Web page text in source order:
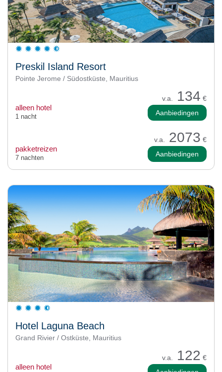
Preskil Island Resort
Pointe Jerome / Südostküste, Mauritius
v.a. 134 €
alleen hotel
1 nacht Aanbiedingen
v.a. 2073 €
pakketreizen
7 nachten Aanbiedingen
Hotel Laguna Beach
Grand Rivier / Ostküste, Mauritius
v.a. 122 €
alleen hotel